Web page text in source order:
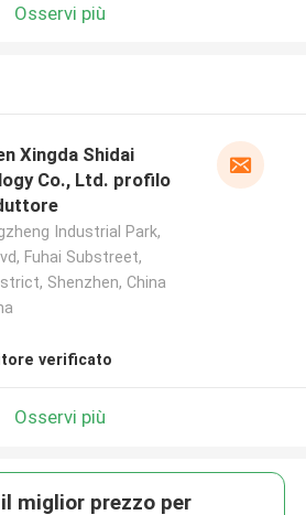
Osservi più
Xingda Shidai
Co., Ltd. profilo
Industrial Park,
Fuhai Substreet,
Shenzhen, China
verificato
Osservi più
miglior prezzo per